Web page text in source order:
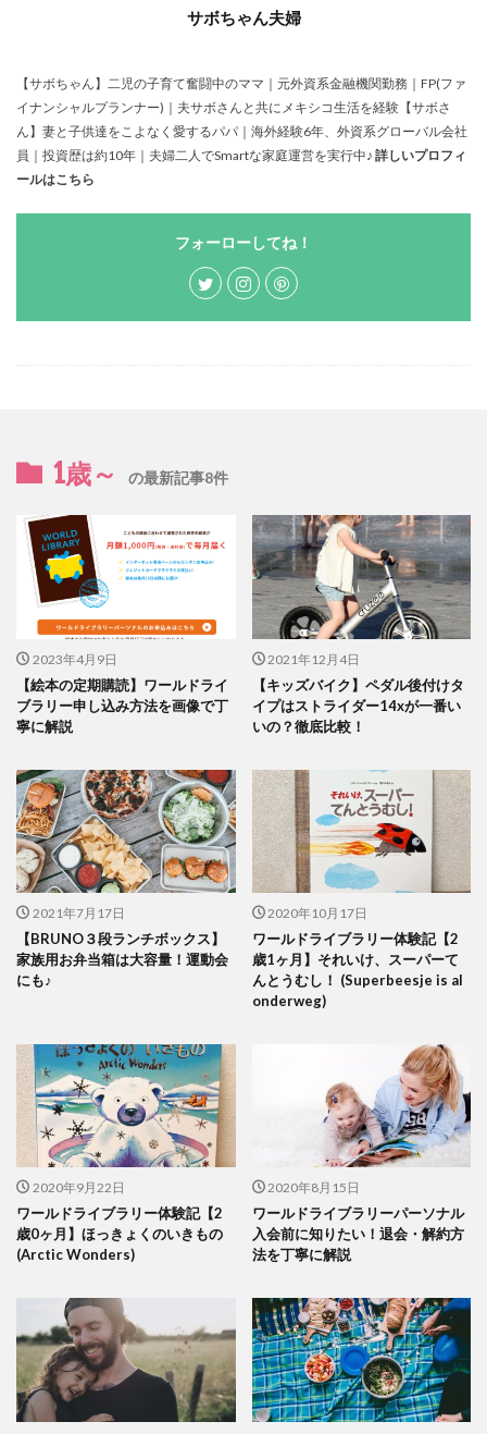
サボちゃん夫婦
【サボちゃん】二児の子育て奮闘中のママ｜元外資系金融機関勤務｜FP(ファ
イナンシャルプランナー)｜夫サボさんと共にメキシコ生活を経験【サボさ
ん】妻と子供達をこよなく愛するパパ｜海外経験6年、外資系グローバル会社
員｜投資歴は約10年｜夫婦二人でSmartな家庭運営を実行中♪ 詳しいプロフィ
ールはこちら
フォーローしてね！
1歳～ の最新記事8件
2023年4月9日
【絵本の定期購読】ワールドライ
ブラリー申し込み方法を画像で丁
寧に解説
2021年12月4日
【キッズバイク】ペダル後付けタ
イプはストライダー14xが一番い
いの？徹底比較！
2021年7月17日
【BRUNO３段ランチボックス】
家族用お弁当箱は大容量！運動会
にも♪
2020年10月17日
ワールドライブラリー体験記【2
歳1ヶ月】それいけ、スーパーて
んとうむし！ (Superbeesje is al
onderweg)
2020年9月22日
ワールドライブラリー体験記【2
歳0ヶ月】ほっきょくのいきもの
(Arctic Wonders)
2020年8月15日
ワールドライブラリーパーソナル
入会前に知りたい！退会・解約方
法を丁寧に解説